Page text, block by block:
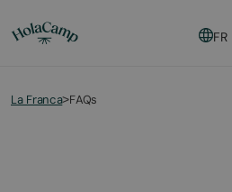
FR
La Franca>FAQs